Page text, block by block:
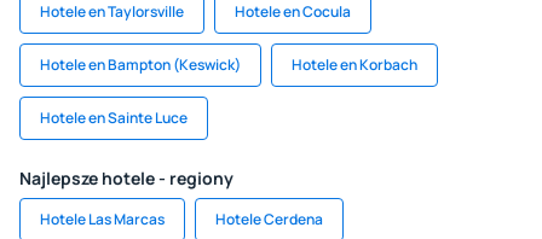
Hotele en Taylorsville Hotele en Cocula
Hotele en Bampton (Keswick) Hotele en Korbach
Hotele en Sainte Luce
Najlepsze hotele - regiony
Hotele Las Marcas Hotele Cerdena